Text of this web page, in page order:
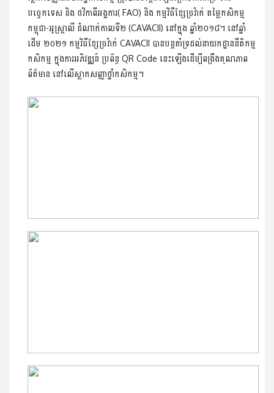
បច្ចេកទេស និង ថវិកាពីអង្គការ( FAO) និង កម្មវិធីខ្សែច្រវ៉ាក់ តម្លៃកសិកម្ម
កម្ពុជា-អូស្រ្តាលី ដំណាក់កាលទី២ (CAVACII) នៅក្នុង ឆ្នាំ២០១៨។ នៅឆ្នាំ
ដើម ២០២១ កម្មវិធីខ្សែច្រវ៉ាក់ CAVACII បានបន្តគាំទ្រដល់នាយកដ្ឋាននីតិកម្ម
កសិកម្ម ក្នុងការអភិវឌ្ឈន៍ ប្រព័ន្ធ QR Code នេះឡើងដើម្បីពង្រឺងគុណភាព
ព័ត៌មាន នៅលើស្លាកសញ្ញាថ្នាំកសិកម្ម។